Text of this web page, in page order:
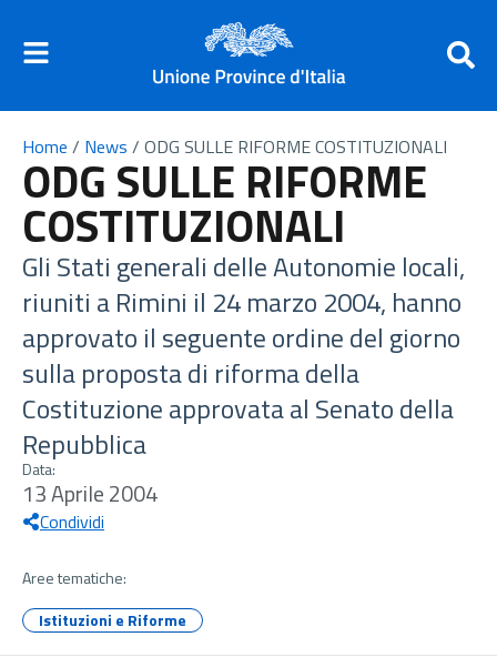
Home / News / ODG SULLE RIFORME COSTITUZIONALI
ODG SULLE RIFORME
COSTITUZIONALI
Gli Stati generali delle Autonomie locali,
riuniti a Rimini il 24 marzo 2004, hanno
approvato il seguente ordine del giorno
sulla proposta di riforma della
Costituzione approvata al Senato della
Repubblica
Data:
13 Aprile 2004
Condividi
Aree tematiche:
Istituzioni e Riforme